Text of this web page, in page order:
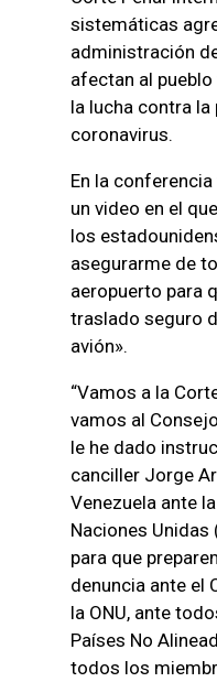
sistemáticas
administración
afectan al
la lucha contra la
coronavirus.
En la
un video en el
los
asegurarme de
aeropuerto para
traslado seguro
avión».
“Vamos a la
vamos al
le he dado
canciller Jorge
Venezuela ante
Naciones Unidas
para que
denuncia ante el
la ONU, ante
Países No
todos los